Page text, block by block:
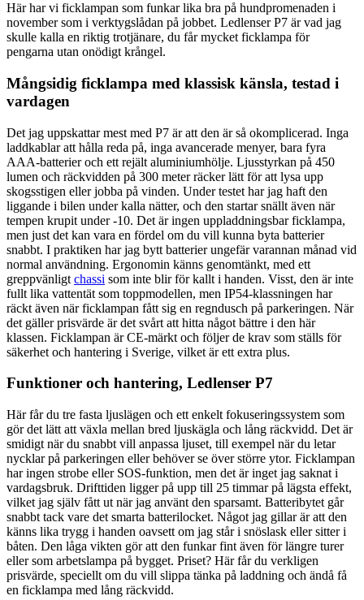
Här har vi ficklampan som funkar lika bra på hundpromenaden i
november som i verktygslådan på jobbet. Ledlenser P7 är vad jag
skulle kalla en riktig trotjänare, du får mycket ficklampa för
pengarna utan onödigt krångel.
Mångsidig ficklampa med klassisk känsla, testad i
vardagen
Det jag uppskattar mest med P7 är att den är så okomplicerad. Inga
laddkablar att hålla reda på, inga avancerade menyer, bara fyra
AAA-batterier och ett rejält aluminiumhölje. Ljusstyrkan på 450
lumen och räckvidden på 300 meter räcker lätt för att lysa upp
skogsstigen eller jobba på vinden. Under testet har jag haft den
liggande i bilen under kalla nätter, och den startar snällt även när
tempen krupit under -10. Det är ingen uppladdningsbar ficklampa,
men just det kan vara en fördel om du vill kunna byta batterier
snabbt. I praktiken har jag bytt batterier ungefär varannan månad vid
normal användning. Ergonomin känns genomtänkt, med ett
greppvänligt chassi som inte blir för kallt i handen. Visst, den är inte
fullt lika vattentät som toppmodellen, men IP54-klassningen har
räckt även när ficklampan fått sig en regndusch på parkeringen. När
det gäller prisvärde är det svårt att hitta något bättre i den här
klassen. Ficklampan är CE-märkt och följer de krav som ställs för
säkerhet och hantering i Sverige, vilket är ett extra plus.
Funktioner och hantering, Ledlenser P7
Här får du tre fasta ljuslägen och ett enkelt fokuseringssystem som
gör det lätt att växla mellan bred ljuskägla och lång räckvidd. Det är
smidigt när du snabbt vill anpassa ljuset, till exempel när du letar
nycklar på parkeringen eller behöver se över större ytor. Ficklampan
har ingen strobe eller SOS-funktion, men det är inget jag saknat i
vardagsbruk. Drifttiden ligger på upp till 25 timmar på lägsta effekt,
vilket jag själv fått ut när jag använt den sparsamt. Batteribytet går
snabbt tack vare det smarta batterilocket. Något jag gillar är att den
känns lika trygg i handen oavsett om jag står i snöslask eller sitter i
båten. Den låga vikten gör att den funkar fint även för längre turer
eller som arbetslampa på bygget. Priset? Här får du verkligen
prisvärde, speciellt om du vill slippa tänka på laddning och ändå få
en ficklampa med lång räckvidd.